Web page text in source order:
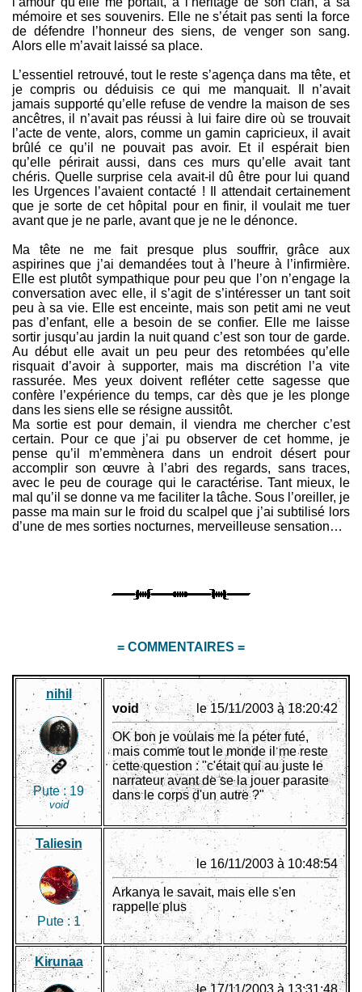
mémoire et ses souvenirs. Elle ne s’était pas senti la force
de défendre l’honneur des siens, de venger son sang.
Alors elle m’avait laissé sa place.
L’essentiel retrouvé, tout le reste s’agença dans ma tête, et
je compris ou déduisis ce qui me manquait. Il n’avait
jamais supporté qu’elle refuse de vendre la maison de ses
ancêtres, il n’avait pas réussi à lui faire dire où se trouvait
l’acte de vente, alors, comme un gamin capricieux, il avait
brûlé ce qu’il ne pouvait pas avoir. Et il espérait bien
qu’elle périrait aussi, dans ces murs qu’elle avait tant
chéris. Quelle surprise cela avait-il dû être pour lui quand
les Urgences l’avaient contacté ! Il attendait certainement
que je sorte de cet hôpital pour en finir, il voulait me tuer
avant que je ne parle, avant que je ne le dénonce.
Ma tête ne me fait presque plus souffrir, grâce aux
aspirines que j’ai demandées tout à l’heure à l’infirmière.
Elle est plutôt sympathique pour peu que l’on n’engage la
conversation avec elle, il s’agit de s’intéresser un tant soit
peu à sa vie. Elle est enceinte, mais son petit ami ne veut
pas d’enfant, elle a besoin de se confier. Elle me laisse
sortir jusqu’au jardin la nuit quand c’est son tour de garde.
Au début elle avait un peu peur des retombées qu’elle
risquait d’avoir à supporter, mais ma discrétion l’a vite
rassurée. Mes yeux doivent refléter cette sagesse que
confère l’expérience du temps, car dès que je les plonge
dans les siens elle se résigne aussitôt.
Ma sortie est pour demain, il viendra me chercher c’est
certain. Pour ce que j’ai pu observer de cet homme, je
pense qu’il m’emmènera dans un endroit désert pour
accomplir son œuvre à l’abri des regards, sans traces,
avec le peu de courage qui le caractérise. Tant mieux, le
mal qu’il se donne va me faciliter la tâche. Sous l’oreiller, je
passe ma main sur le froid du scalpel que j’ai subtilisé lors
d’une de mes sorties nocturnes, merveilleuse sensation…
= COMMENTAIRES =
nihil
Pute :19
void
void le 15/11/2003 à 18:20:42
OK bon je voulais me la péter futé,
mais comme tout le monde il me reste
cette question : "c'était qui au juste le
narrateur avant de se la jouer parasite
dans le corps d'un autre ?"
Taliesin
Pute :1
le 16/11/2003 à 10:48:54
Arkanya le savait, mais elle s'en
rappelle plus
Kirunaa